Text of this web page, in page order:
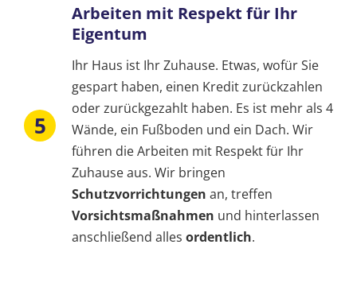
Arbeiten mit Respekt für Ihr
Eigentum
Ihr Haus ist Ihr Zuhause. Etwas, wofür Sie
gespart haben, einen Kredit zurückzahlen
oder zurückgezahlt haben. Es ist mehr als 4
Wände, ein Fußboden und ein Dach. Wir
führen die Arbeiten mit Respekt für Ihr
Zuhause aus. Wir bringen
Schutzvorrichtungen an, treffen
Vorsichtsmaßnahmen und hinterlassen
anschließend alles ordentlich.